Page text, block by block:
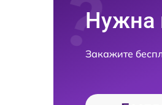
Нужна
Закажите